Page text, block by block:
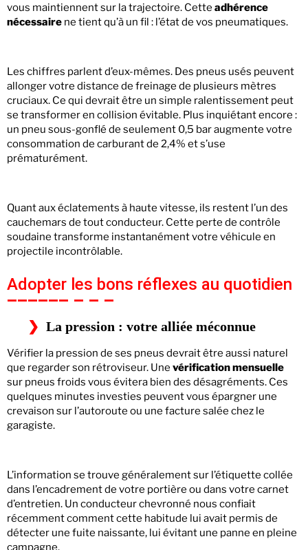
vous maintiennent sur la trajectoire. Cette adhérence
nécessaire ne tient qu’à un fil : l’état de vos pneumatiques.
Les chiffres parlent d’eux-mêmes. Des pneus usés peuvent
allonger votre distance de freinage de plusieurs mètres
cruciaux. Ce qui devrait être un simple ralentissement peut
se transformer en collision évitable. Plus inquiétant encore :
un pneu sous-gonflé de seulement 0,5 bar augmente votre
consommation de carburant de 2,4% et s’use
prématurément.
Quant aux éclatements à haute vitesse, ils restent l’un des
cauchemars de tout conducteur. Cette perte de contrôle
soudaine transforme instantanément votre véhicule en
projectile incontrôlable.
Adopter les bons réflexes au quotidien
La pression : votre alliée méconnue
Vérifier la pression de ses pneus devrait être aussi naturel
que regarder son rétroviseur. Une vérification mensuelle
sur pneus froids vous évitera bien des désagréments. Ces
quelques minutes investies peuvent vous épargner une
crevaison sur l’autoroute ou une facture salée chez le
garagiste.
L’information se trouve généralement sur l’étiquette collée
dans l’encadrement de votre portière ou dans votre carnet
d’entretien. Un conducteur chevronné nous confiait
récemment comment cette habitude lui avait permis de
détecter une fuite naissante, lui évitant une panne en pleine
campagne.